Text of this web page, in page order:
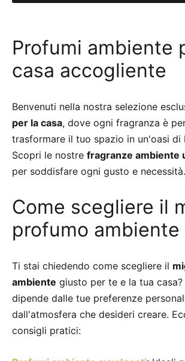
Profumi ambiente
casa accogliente
Benvenuti nella nostra selezione
per la casa, dove ogni fragranza è
trasformare il tuo spazio in un'oasi di
Scopri le nostre fragranze ambiente
per soddisfare ogni gusto e necessità.
Come scegliere il
profumo
Ti stai chiedendo come scegliere il
ambiente giusto per te e la tua casa?
dipende dalle tue preferenze
dall'atmosfera che desideri creare.
consigli pratici: